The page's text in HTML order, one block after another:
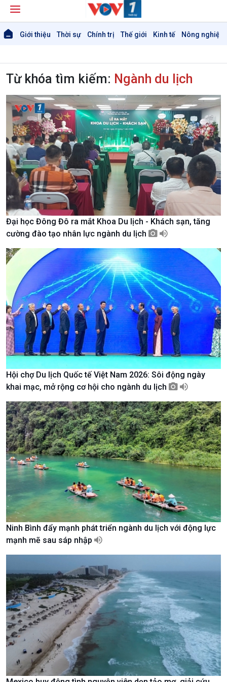
Giới thiệu Thời sự Chính trị Thế giới Kinh tế Nông nghiệp
Giới thiệu
Thời sự
Thời sự 6h
Thời sự 12h
Thời sự 18h
Thời sự 21h30
Bản tin
Chuyên mục
Theo dòng Thời sự
Chính trị
Chính phủ với người dân
Quốc hội với cử tri
Xây dựng đảng
Đảng trong cuộc sống
Nhận diện sự thật
Pháp luật và đời sống
Vấn đề quốc tế
Hồ sơ sự kiện quốc tế
Thế giới & Việt Nam
Biên cương - Một dải vững
bền
Từ khóa tìm kiếm: Ngành du lịch
Đại học Đông Đô ra mắt Khoa Du lịch - Khách sạn, tăng
cường đào tạo nhân lực ngành du lịch
Hội chợ Du lịch Quốc tế Việt Nam 2026: Sôi động ngày
khai mạc, mở rộng cơ hội cho ngành du lịch
Ninh Bình đẩy mạnh phát triển ngành du lịch với động lực
mạnh mẽ sau sáp nhập